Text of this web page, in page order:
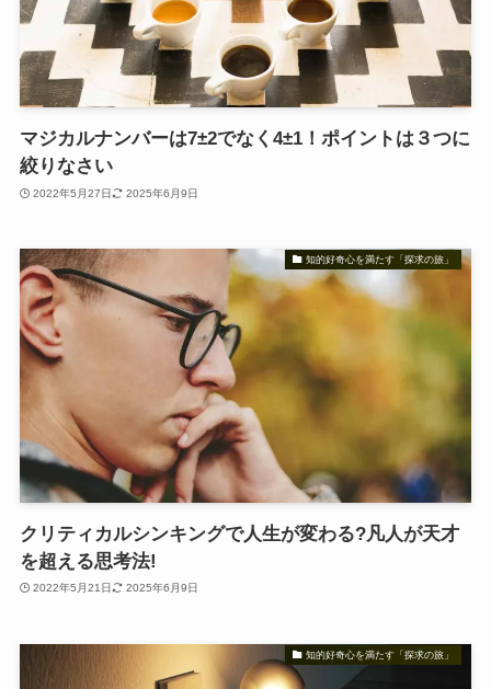
マジカルナンバーは7±2でなく4±1！ポイントは３つに
絞りなさい
2022年5月27日 2025年6月9日
知的好奇心を満たす「探求の旅」
クリティカルシンキングで人生が変わる?凡人が天才
を超える思考法!
2022年5月21日 2025年6月9日
知的好奇心を満たす「探求の旅」